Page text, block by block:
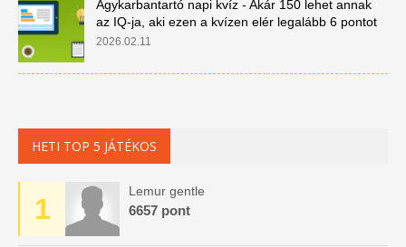
Agykarbantartó napi kvíz - Akár 150 lehet annak
az IQ-ja, aki ezen a kvízen elér legalább 6 pontot
2026.02.11
HETI TOP 5 JÁTÉKOS
1
Lemur gentle
6657 pont